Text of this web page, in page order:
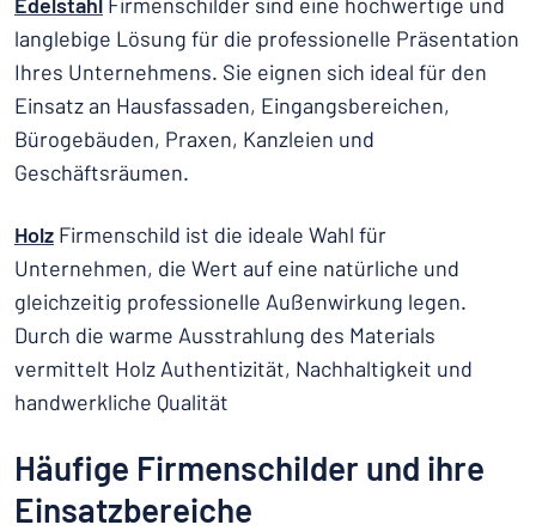
langlebige Lösung für die professionelle Präsentation
Ihres Unternehmens. Sie eignen sich ideal für den
Einsatz an Hausfassaden, Eingangsbereichen,
Bürogebäuden, Praxen, Kanzleien und
Geschäftsräumen.
Holz Firmenschild ist die ideale Wahl für
Unternehmen, die Wert auf eine natürliche und
gleichzeitig professionelle Außenwirkung legen.
Durch die warme Ausstrahlung des Materials
vermittelt Holz Authentizität, Nachhaltigkeit und
handwerkliche Qualität
Häufige Firmenschilder und ihre
Einsatzbereiche